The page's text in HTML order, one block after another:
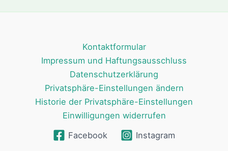
Kontaktformular
Impressum und Haftungsausschluss
Datenschutzerklärung
Privatsphäre-Einstellungen ändern
Historie der Privatsphäre-Einstellungen
Einwilligungen widerrufen
Facebook
Instagram